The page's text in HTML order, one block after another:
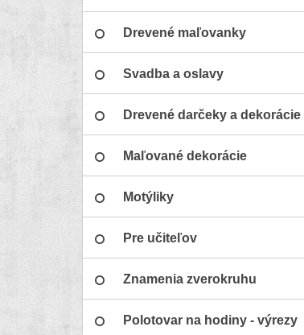
Drevené maľovanky
Svadba a oslavy
Drevené darčeky a dekorácie
Maľované dekorácie
Motýliky
Pre učiteľov
Znamenia zverokruhu
Polotovar na hodiny - výrezy